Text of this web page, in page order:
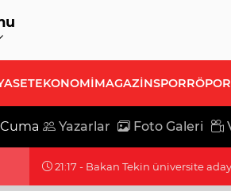
EKONOMİMAGAZİNSPOR
Yazarlar Foto Galeri
21:17 - Moritanyalı öğrencilerden